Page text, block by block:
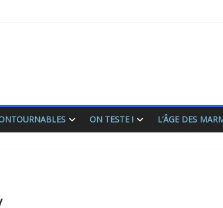
ON TESTE ! L’ÂGE DES